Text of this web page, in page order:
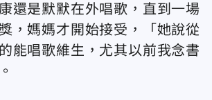
還是默默在外唱歌，直到一場
，媽媽才開始接受，「她說從
能唱歌維生，尤其以前我念書